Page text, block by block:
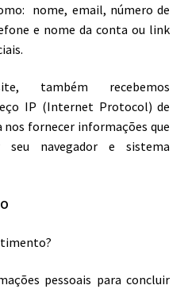
nome, email, número de
e nome da conta ou link
também recebemos
IP (Internet Protocol) de
nos fornecer informações que
seu navegador e sistema
pessoais para concluir